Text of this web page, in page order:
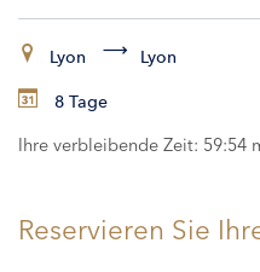
Lyon Lyon
8 Tage
Ihre verbleibende Zeit: 59:53
Reservieren Sie